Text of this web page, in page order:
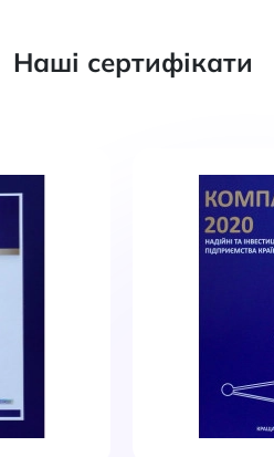
Наші сертифікати